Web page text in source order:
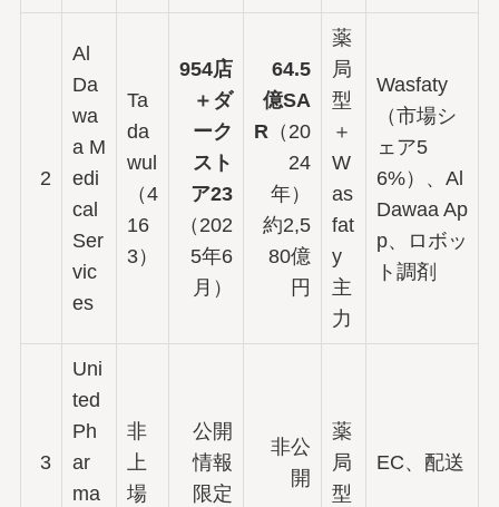
2
Al
Da
wa
a M
edi
cal
Ser
vic
es
Ta
da
wul
（4
16
3）
954店
＋ダ
ーク
スト
ア23
（202
5年6
月）
64.5
億SA
R （20
24
年）
約2,5
80億
円
薬
局
型
＋
W
as
fat
y
主
力
Wasfaty
（市場シ
ェア5
6%）、Al
Dawaa Ap
p、ロボッ
ト調剤
3
Uni
ted
Ph
ar
ma
非
上
場
公開
情報
限定
非公
開
薬
局
型
EC、配送